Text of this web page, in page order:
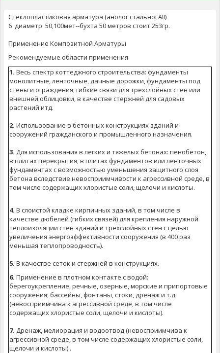
Стеклопластиковая арматура (анолог стальної AII)
6 диаметр 50,100мет--бухта 50 метров стоит 253гр.
Применение Композитной Арматуры
Рекомендуемые области применения
1. Весь спектр коттеджного строительства: фундаменты
монолитные, ленточные, дачные дорожки, фундаменты под
стены и ограждения, гибкие связи для трехслойных стен или
внешней облицовки, в качестве стержней для садовых
растений итд.
2. Использование в бетонных конструкциях зданий и
сооружений гражданского и промышленного назначения.
3. Для использования в легких и тяжелых бетонах: пенобетон,
в плитах перекрытия, в плитах фундаментов или ленточных
фундаментах с возможностью уменьшения защитного слоя
бетона вследствие невосприимчивости к агрессивной среде, в
том числе содержащих хлористые соли, щелочи и кислоты.
4. В слоистой кладке кирпичных зданий, в том числе в
качестве дюбелей (гибких связей) для крепления наружной
теплоизоляции стен зданий и трехслойных стен с целью
увеличения энергоэффективности сооружения (в 400 раз
меньшая теплопроводность).
5. В качестве сеток и стержней в конструкциях.
6. Применение в плотном контакте с водой:
берегоукрепление, речные, озерные, морские и припортовые
сооружения; бассейны, фонтаны, стоки, дренаж и т.д.
(невосприимчива к агрессивной среде, в том числе
содержащих хлористые соли, щелочи и кислоты).
7. Дренаж, мелиорация и водоотвод (невосприимчива к
агрессивной среде, в том числе содержащих хлористые соли,
щелочи и кислоты) .